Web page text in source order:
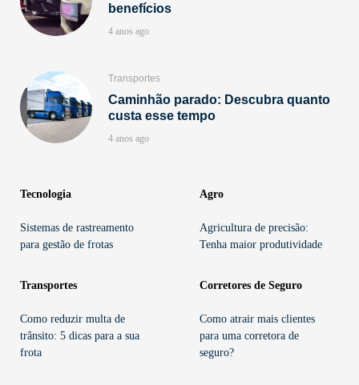
benefícios
4 anos ago
Transportes
Caminhão parado: Descubra quanto
custa esse tempo
4 anos ago
Tecnologia
Sistemas de rastreamento
para gestão de frotas
Agro
Agricultura de precisão:
Tenha maior produtividade
Transportes
Como reduzir multa de
trânsito: 5 dicas para a sua
frota
Corretores de Seguro
Como atrair mais clientes
para uma corretora de
seguro?